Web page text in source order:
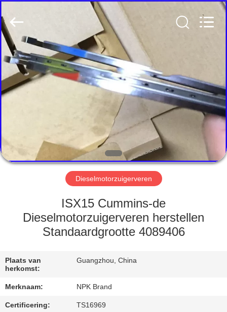
HUIS
PRODUCTEN
ONS
FABRIEK
KWALITEITSCONTROLE
MET
ONS
Services
Co.,LTD.
All
Rights
Reserved.
Dieselmotorzuigerveren
ISX15 Cummins-de
Dieselmotorzuigerveren herstellen
Standaardgrootte 4089406
Plaats van
herkomst:
Guangzhou, China
Merknaam: NPK Brand
Certificering: TS16969